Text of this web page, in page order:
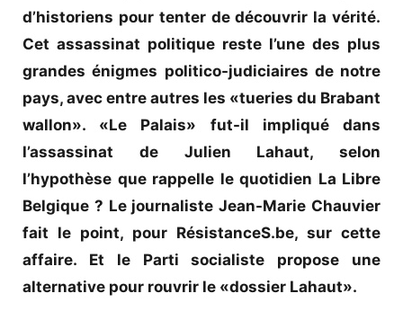
d’historiens pour tenter de découvrir la vérité.
Cet assassinat politique reste l’une des plus
grandes énigmes politico-judiciaires de notre
pays, avec entre autres les «tueries du Brabant
wallon». «Le Palais» fut-il impliqué dans
l’assassinat de Julien Lahaut, selon
l’hypothèse que rappelle le quotidien La Libre
Belgique ? Le journaliste Jean-Marie Chauvier
fait le point, pour RésistanceS.be, sur cette
affaire. Et le Parti socialiste propose une
alternative pour rouvrir le «dossier Lahaut».